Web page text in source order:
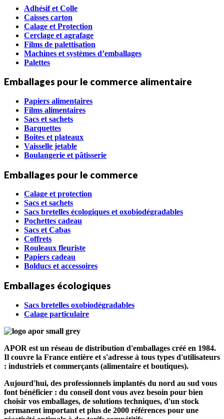
Adhésif et Colle
Caisses carton
Calage et Protection
Cerclage et agrafage
Films de palettisation
Machines et systèmes d’emballages
Palettes
Emballages pour le commerce alimentaire
Papiers alimentaires
Films alimentaires
Sacs et sachets
Barquettes
Boites et plateaux
Vaisselle jetable
Boulangerie et pâtisserie
Emballages pour le commerce
Calage et protection
Sacs et sachets
Sacs bretelles écologiques et oxobiodégradables
Pochettes cadeau
Sacs et Cabas
Coffrets
Rouleaux fleuriste
Papiers cadeau
Bolducs et accessoires
Emballages écologiques
Sacs bretelles oxobiodégradables
Calage particulaire
APOR est un réseau de distribution d'emballages créé en 1984.
Il couvre la France entière et s'adresse à tous types d'utilisateurs
: industriels et commerçants (alimentaire et boutiques).
Aujourd'hui, des professionnels implantés du nord au sud vous
font bénéficier : du conseil dont vous avez besoin pour bien
choisir vos emballages, de solutions techniques, d'un stock
permanent important et plus de 2000 références pour une